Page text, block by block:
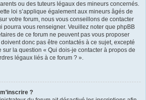
ou des tuteurs légaux des mineurs concernés.
loi s’applique également aux mineurs âgés de
votre forum, nous vous conseillons de contacter
pourra vous renseigner. Veuillez noter que phpBB
de ce forum ne peuvent pas vous proposer
donc pas être contactés à ce sujet, excepté
sur la question « Qui dois-je contacter à propos de
légaux liés à ce forum ? ».
?